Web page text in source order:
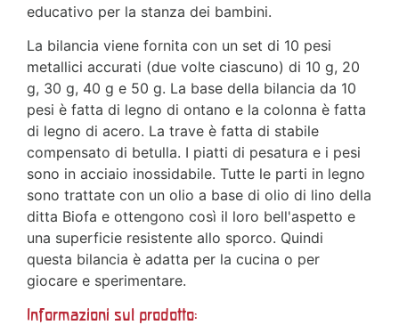
educativo per la stanza dei bambini.
La bilancia viene fornita con un set di 10 pesi
metallici accurati (due volte ciascuno) di 10 g, 20
g, 30 g, 40 g e 50 g. La base della bilancia da 10
pesi è fatta di legno di ontano e la colonna è fatta
di legno di acero. La trave è fatta di stabile
compensato di betulla. I piatti di pesatura e i pesi
sono in acciaio inossidabile. Tutte le parti in legno
sono trattate con un olio a base di olio di lino della
ditta Biofa e ottengono così il loro bell'aspetto e
una superficie resistente allo sporco. Quindi
questa bilancia è adatta per la cucina o per
giocare e sperimentare.
Informazioni sul prodotto: